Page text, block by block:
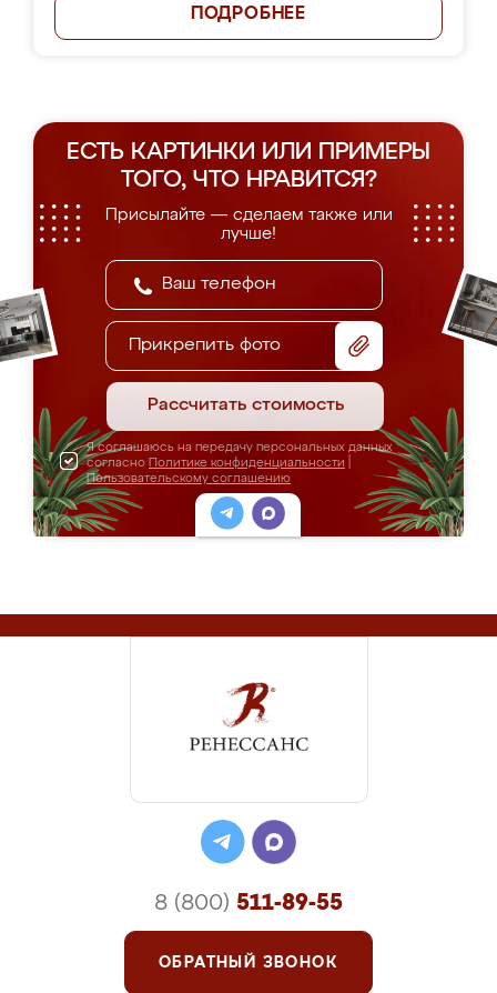
ПОДРОБНЕЕ
ЕСТЬ КАРТИНКИ ИЛИ ПРИМЕРЫ
ТОГО, ЧТО НРАВИТСЯ?
Присылайте — сделаем также или
лучше!
Прикрепить фото
Рассчитать стоимость
Я соглашаюсь на передачу персональных данных
согласно Политике конфиденциальности
Пользовательскому соглашению
8 (800) 511-89-55
ОБРАТНЫЙ ЗВОНОК